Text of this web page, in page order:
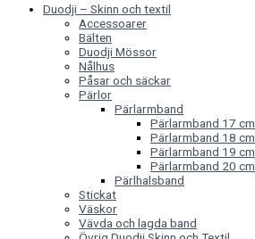
Duodji – Skinn och textil
Accessoarer
Bälten
Duodji Mössor
Nålhus
Påsar och säckar
Pärlor
Pärlarmband
Pärlarmband 17 cm
Pärlarmband 18 cm
Pärlarmband 19 cm
Pärlarmband 20 cm
Pärlhalsband
Stickat
Väskor
Vävda och lagda band